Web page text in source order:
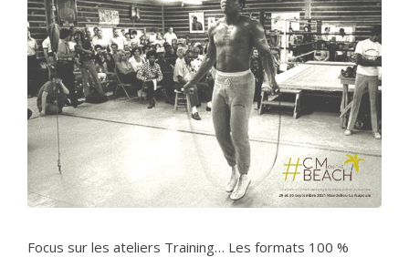
Focus sur les ateliers Training… Les formats 100 %